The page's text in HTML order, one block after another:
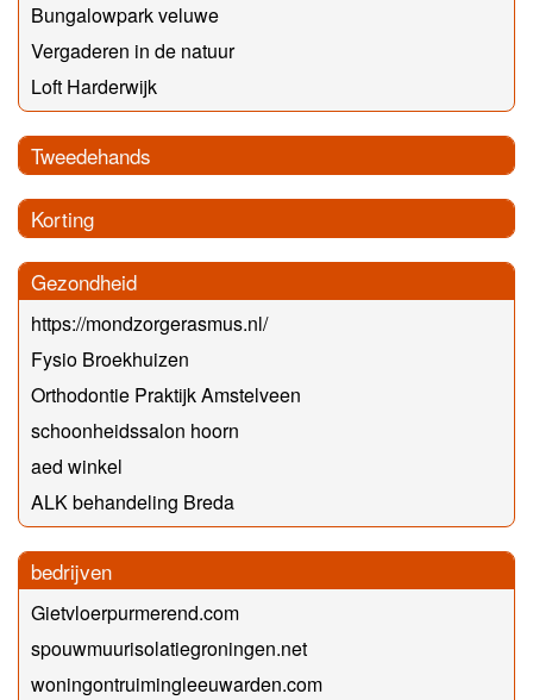
Bungalowpark veluwe
Vergaderen in de natuur
Loft Harderwijk
Tweedehands
Korting
Gezondheid
https://mondzorgerasmus.nl/
Fysio Broekhuizen
Orthodontie Praktijk Amstelveen
schoonheidssalon hoorn
aed winkel
ALK behandeling Breda
bedrijven
Gietvloerpurmerend.com
spouwmuurisolatiegroningen.net
woningontruimingleeuwarden.com